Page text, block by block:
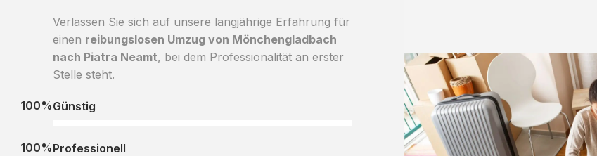
Verlassen Sie sich auf unsere langjährige Erfahrung für
einen reibungslosen Umzug von Mönchengladbach
nach Piatra Neamt, bei dem Professionalität an erster
Stelle steht.
Günstig
100%
Professionell
100%